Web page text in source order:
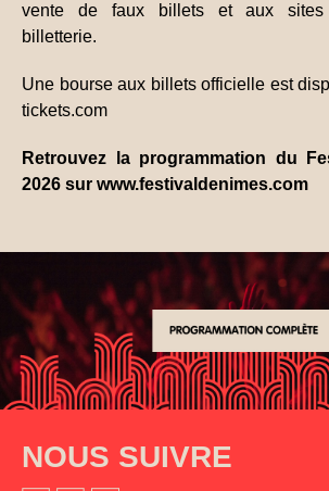
vente de faux billets et aux sites
billetterie.
Une bourse aux billets officielle est
tickets.com
Retrouvez la programmation du
2026 sur www.festivaldenimes.com
NOUS SUIVRE